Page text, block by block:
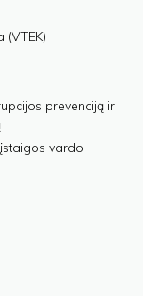
prevenciją ir
vardo